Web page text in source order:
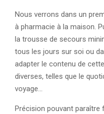
Nous verrons dans un
à pharmacie à la maison.
la trousse de secours
tous les jours sur soi ou
adapter le contenu de
diverses, telles que le
voyage…
Précision pouvant paraître